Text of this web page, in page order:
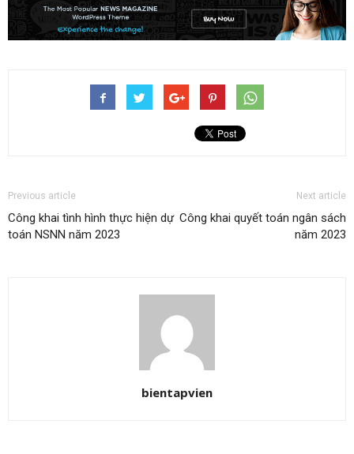
Previous article
Công khai tình hình thực hiện dự
toán NSNN năm 2023
Next article
Công khai quyết toán ngân sách
năm 2023
bientapvien